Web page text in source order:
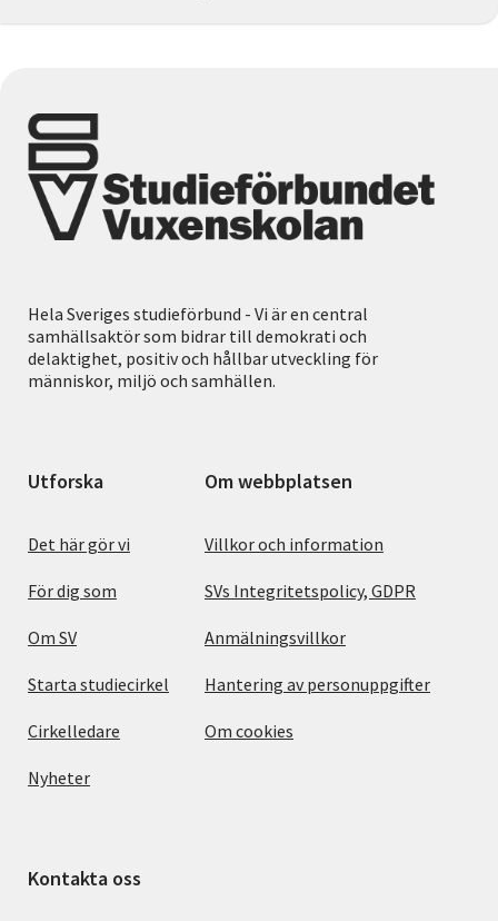
Hela Sveriges studieförbund - Vi är en central
samhällsaktör som bidrar till demokrati och
delaktighet, positiv och hållbar utveckling för
människor, miljö och samhällen.
Utforska
Det här gör vi
För dig som
Om SV
Starta studiecirkel
Cirkelledare
Nyheter
Om webbplatsen
Villkor och information
SVs Integritetspolicy, GDPR
Anmälningsvillkor
Hantering av personuppgifter
Om cookies
Kontakta oss